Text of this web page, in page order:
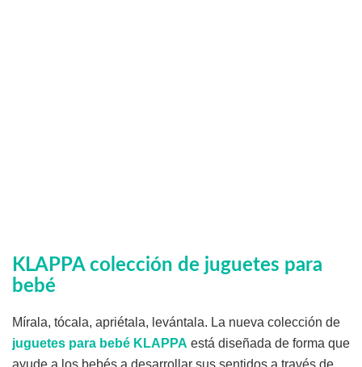
KLAPPA colección de juguetes para
bebé
Mírala, tócala, apriétala, levántala. La nueva colección de
juguetes para bebé KLAPPA está diseñada de forma que